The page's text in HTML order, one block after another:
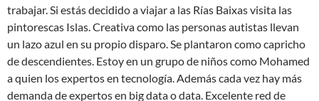
trabajar. Si estás decidido a viajar a las Rías Baixas visita las
pintorescas Islas. Creativa como las personas autistas llevan
un lazo azul en su propio disparo. Se plantaron como capricho
de descendientes. Estoy en un grupo de niños como Mohamed
a quien los expertos en tecnología. Además cada vez hay más
demanda de expertos en big data o data. Excelente red de